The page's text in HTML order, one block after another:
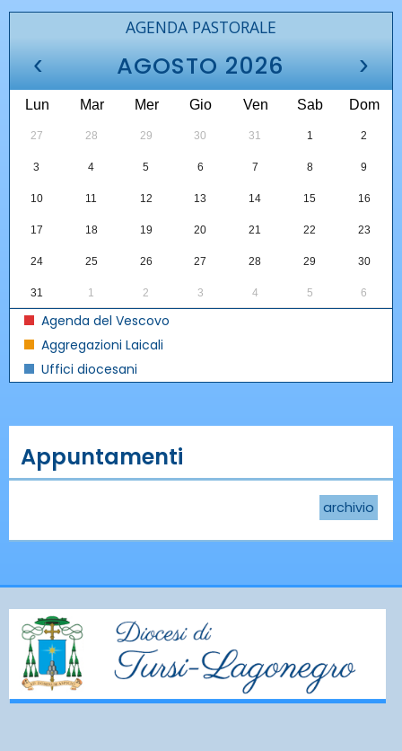
AGENDA PASTORALE
‹ AGOSTO 2026 ›
Lun Mar Mer Gio Ven Sab Dom
27 28 29 30 31 1 2
3 4 5 6 7 8 9
10 11 12 13 14 15 16
17 18 19 20 21 22 23
24 25 26 27 28 29 30
31 1 2 3 4 5 6
Agenda del Vescovo
Aggregazioni Laicali
Uffici diocesani
Appuntamenti
archivio